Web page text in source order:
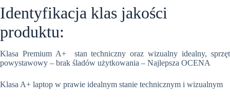
Identyfikacja klas jakości
produktu:
Klasa Premium A+ stan techniczny oraz wizualny idealny, sprzęt
powystawowy – brak śladów użytkowania – Najlepsza OCENA
Klasa A+ laptop w prawie idealnym stanie technicznym i wizualnym